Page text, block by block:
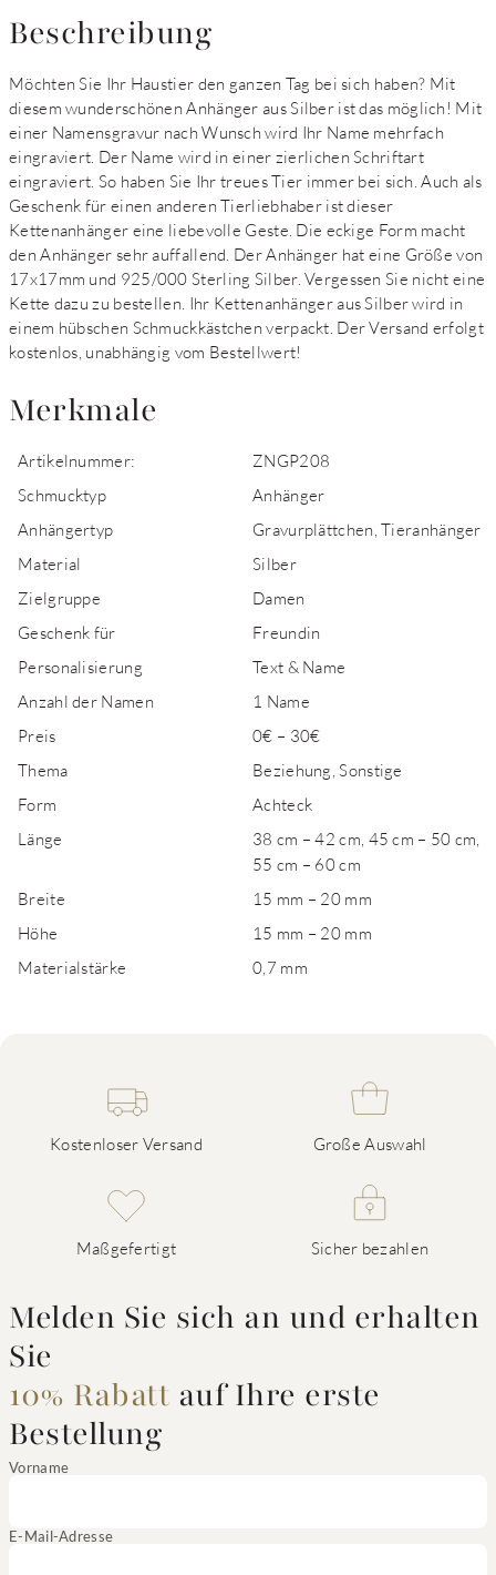
Beschreibung
Möchten Sie Ihr Haustier den ganzen Tag bei sich haben? Mit
diesem wunderschönen Anhänger aus Silber ist das möglich! Mit
einer Namensgravur nach Wunsch wird Ihr Name mehrfach
eingraviert. Der Name wird in einer zierlichen Schriftart
eingraviert. So haben Sie Ihr treues Tier immer bei sich. Auch als
Geschenk für einen anderen Tierliebhaber ist dieser
Kettenanhänger eine liebevolle Geste. Die eckige Form macht
den Anhänger sehr auffallend. Der Anhänger hat eine Größe von
17x17mm und 925/000 Sterling Silber. Vergessen Sie nicht eine
Kette dazu zu bestellen. Ihr Kettenanhänger aus Silber wird in
einem hübschen Schmuckkästchen verpackt. Der Versand erfolgt
kostenlos, unabhängig vom Bestellwert!
Merkmale
Artikelnummer:
ZNGP208
Schmucktyp
Anhänger
Anhängertyp
Gravurplättchen, Tieranhänger
Material
Silber
Zielgruppe
Damen
Geschenk für
Freundin
Personalisierung
Text & Name
Anzahl der Namen
1 Name
Preis
0€ – 30€
Thema
Beziehung, Sonstige
Form
Achteck
Länge
38 cm – 42 cm, 45 cm – 50 cm,
55 cm – 60 cm
Breite
15 mm – 20 mm
Höhe
15 mm – 20 mm
Materialstärke
0,7 mm
Kostenloser Versand Große Auswahl
Maßgefertigt Sicher bezahlen
Melden Sie sich an und erhalten
Sie
10% Rabatt auf Ihre erste
Bestellung
Vorname
E-Mail-Adresse